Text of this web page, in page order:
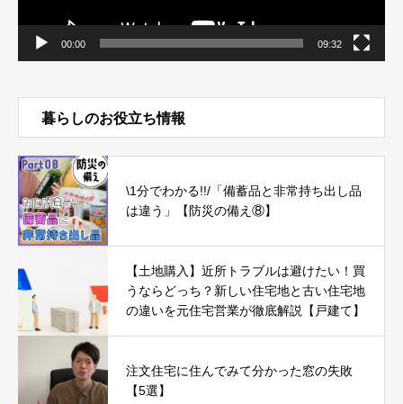
00:00 09:32
暮らしのお役立ち情報
\1分でわかる!!/「備蓄品と非常持ち出し品
は違う」【防災の備え⑧】
【土地購入】近所トラブルは避けたい！買
うならどっち？新しい住宅地と古い住宅地
の違いを元住宅営業が徹底解説【戸建て】
注文住宅に住んでみて分かった窓の失敗
【5選】